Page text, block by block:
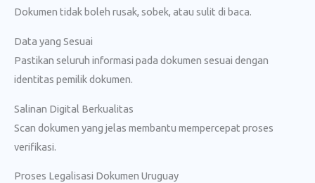
Dokumen tidak boleh rusak, sobek, atau sulit di baca.
Data yang Sesuai
Pastikan seluruh informasi pada dokumen sesuai dengan
identitas pemilik dokumen.
Salinan Digital Berkualitas
Scan dokumen yang jelas membantu mempercepat proses
verifikasi.
Proses Legalisasi Dokumen Uruguay